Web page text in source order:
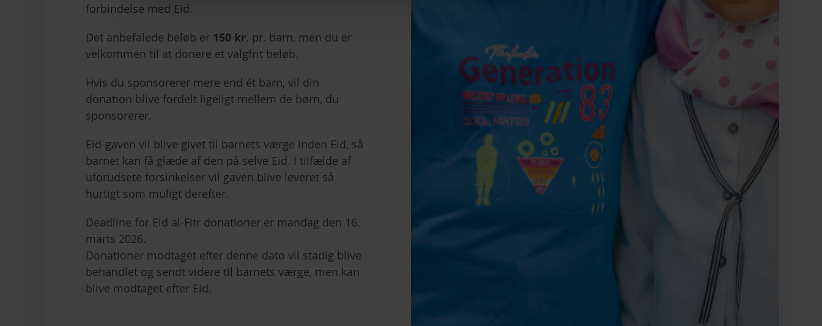
forbindelse med Eid.
Det anbefalede beløb er 150 kr. pr. barn, men du er
velkommen til at donere et valgfrit beløb.
Hvis du sponsorerer mere end ét barn, vil din
donation blive fordelt ligeligt mellem de børn, du
sponsorerer.
Eid-gaven vil blive givet til barnets værge inden Eid, så
barnet kan få glæde af den på selve Eid. I tilfælde af
uforudsete forsinkelser vil gaven blive leveret så
hurtigt som muligt derefter.
Deadline for Eid al-Fitr donationer er mandag den 16.
marts 2026.
Donationer modtaget efter denne dato vil stadig blive
behandlet og sendt videre til barnets værge, men kan
blive modtaget efter Eid.